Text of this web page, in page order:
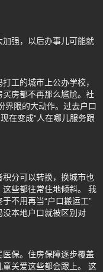
强，以后办事儿可能就
工的城市上公办学校，
房都不再那么尴尬。社
界限的大动作。过去户口
在变成“人在哪儿服务跟
分可以转换，换城市也
些都往常住地倾斜。 我
不用再当“户口搬运工”
本地户口就被区别对
保。住房保障逐步覆盖
关爱这些都会跟上。 这